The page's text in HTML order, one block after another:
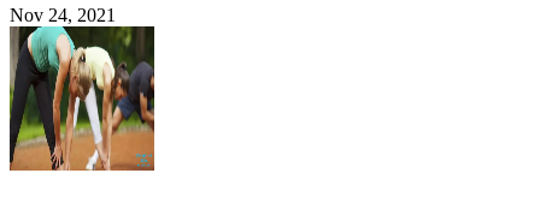
Nov 24, 2021